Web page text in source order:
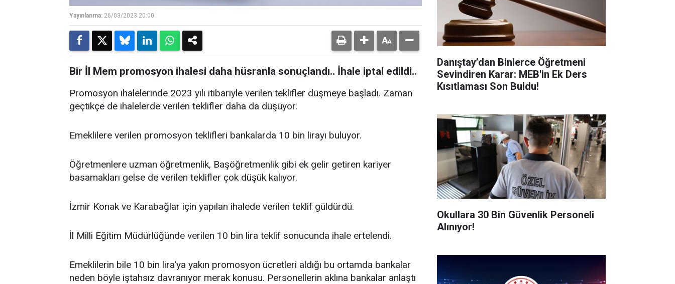
Yayınlanma: 26/03/2023 20:00
Bir İl Mem promosyon ihalesi daha hüsranla sonuçlandı.. İhale iptal edildi..
Promosyon ihalelerinde 2023 yılı itibariyle verilen teklifler düşmeye başladı. Zaman
geçtikçe de ihalelerde verilen teklifler daha da düşüyor.
Emeklilere verilen promosyon teklifleri bankalarda 10 bin lirayı buluyor.
Öğretmenlere uzman öğretmenlik, Başöğretmenlik gibi ek gelir getiren kariyer
basamakları gelse de verilen teklifler çok düşük kalıyor.
İzmir Konak ve Karabağlar için yapılan ihalede verilen teklif güldürdü.
İl Milli Eğitim Müdürlüğünde verilen 10 bin lira teklif sonucunda ihale ertelendi.
Emeklilerin bile 10 bin lira'ya yakın promosyon ücretleri aldığı bu ortamda bankalar
neden böyle iştahsız davranıyor merak konusu. Personellerin aklına bankalar anlaştı
Danıştay’dan Binlerce Öğretmeni
Sevindiren Karar: MEB'in Ek Ders
Kısıtlaması Son Buldu!
Okullara 30 Bin Güvenlik Personeli
Alınıyor!